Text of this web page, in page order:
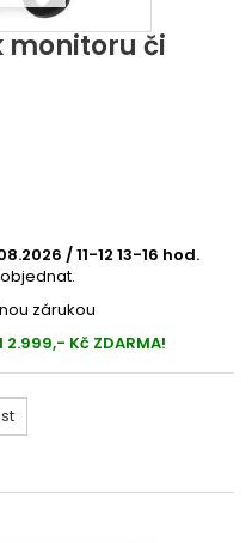
monitoru či
/ 11-12 13-16 hod.
zárukou
Kč ZDARMA!